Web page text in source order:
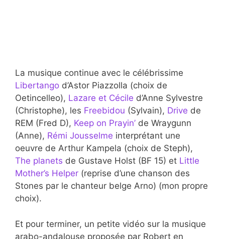
La musique continue avec le célébrissime
Libertango d’Astor Piazzolla (choix de
Oetincelleo), Lazare et Cécile d’Anne Sylvestre
(Christophe), les Freebidou (Sylvain), Drive de
REM (Fred D), Keep on Prayin’ de Wraygunn
(Anne), Rémi Jousselme interprétant une
oeuvre de Arthur Kampela (choix de Steph),
The planets de Gustave Holst (BF 15) et Little
Mother’s Helper (reprise d’une chanson des
Stones par le chanteur belge Arno) (mon propre
choix).
Et pour terminer, un petite vidéo sur la musique
arabo-andalouse proposée par Robert en